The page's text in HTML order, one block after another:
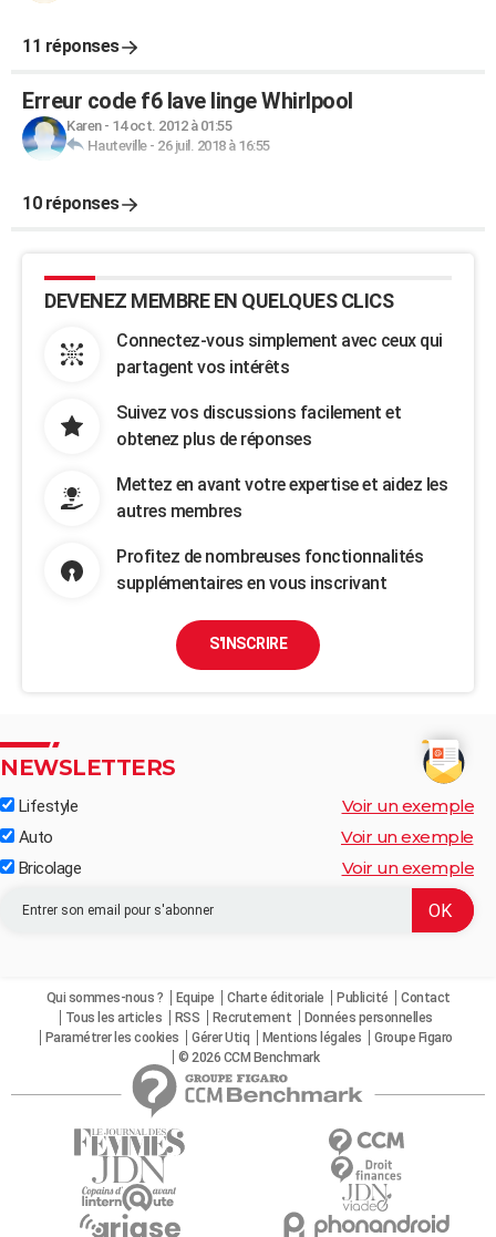
11 réponses
Erreur code f6 lave linge Whirlpool
Karen- 14 oct. 2012 à 01:55
Hauteville- 26 juil. 2018 à 16:55
10 réponses
DEVENEZ MEMBRE EN QUELQUES CLICS
Connectez-vous simplement avec ceux qui
partagent vos intérêts
Suivez vos discussions facilement et
obtenez plus de réponses
Mettez en avant votre expertise et aidez les
autres membres
Profitez de nombreuses fonctionnalités
supplémentaires en vous inscrivant
S'INSCRIRE
NEWSLETTERS
Lifestyle Voir un exemple
Auto Voir un exemple
Bricolage Voir un exemple
Qui sommes-nous ? Equipe Charte éditoriale Publicité
Contact
Tous les articles
RSS Recrutement
Données personnelles
Paramétrer les cookies
Gérer Utiq Mentions légales
Groupe Figaro
© 2026 CCM Benchmark